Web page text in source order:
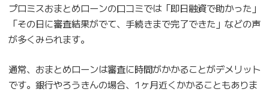
プロミスおまとめローンの口コミでは「即日融資で助かった」
「その日に審査結果がでて、手続きまで完了できた」などの声
が多くみられます。
通常、おまとめローンは審査に時間がかかることがデメリット
です。銀行やろうきんの場合、1ヶ月近くかかることもありま